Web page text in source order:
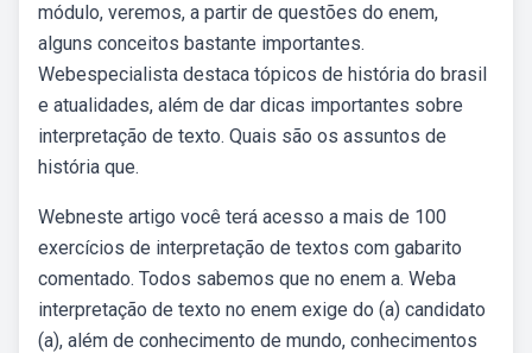
módulo, veremos, a partir de questões do enem,
alguns conceitos bastante importantes.
Webespecialista destaca tópicos de história do brasil
e atualidades, além de dar dicas importantes sobre
interpretação de texto. Quais são os assuntos de
história que.
Webneste artigo você terá acesso a mais de 100
exercícios de interpretação de textos com gabarito
comentado. Todos sabemos que no enem a. Weba
interpretação de texto no enem exige do (a) candidato
(a), além de conhecimento de mundo, conhecimentos